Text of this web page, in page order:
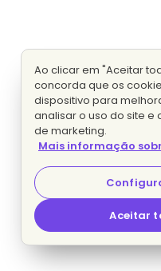
Ao clicar em "Aceitar
concorda que os
dispositivo para
analisar o uso do site
de marketing.
Mais informação
Aceitar